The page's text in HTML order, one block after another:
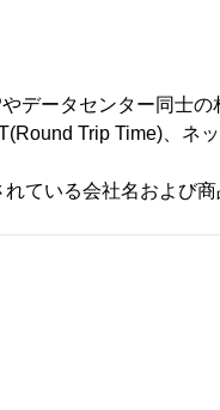
データセンター同士の
Trip Time)、ネ
ている会社名および商